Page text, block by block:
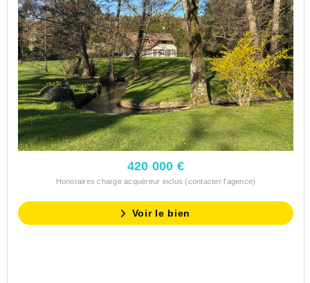
420 000 €
Honoraires charge acquéreur inclus (contacter l'agence)
Voir le bien